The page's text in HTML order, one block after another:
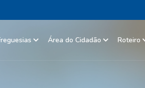
Área do Cidadão Roteiro